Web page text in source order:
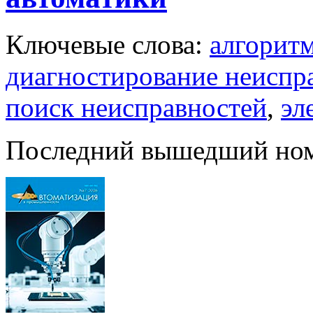
Ключевые слова:
диагностирование
поиск неисправностей,
Последний вышедший